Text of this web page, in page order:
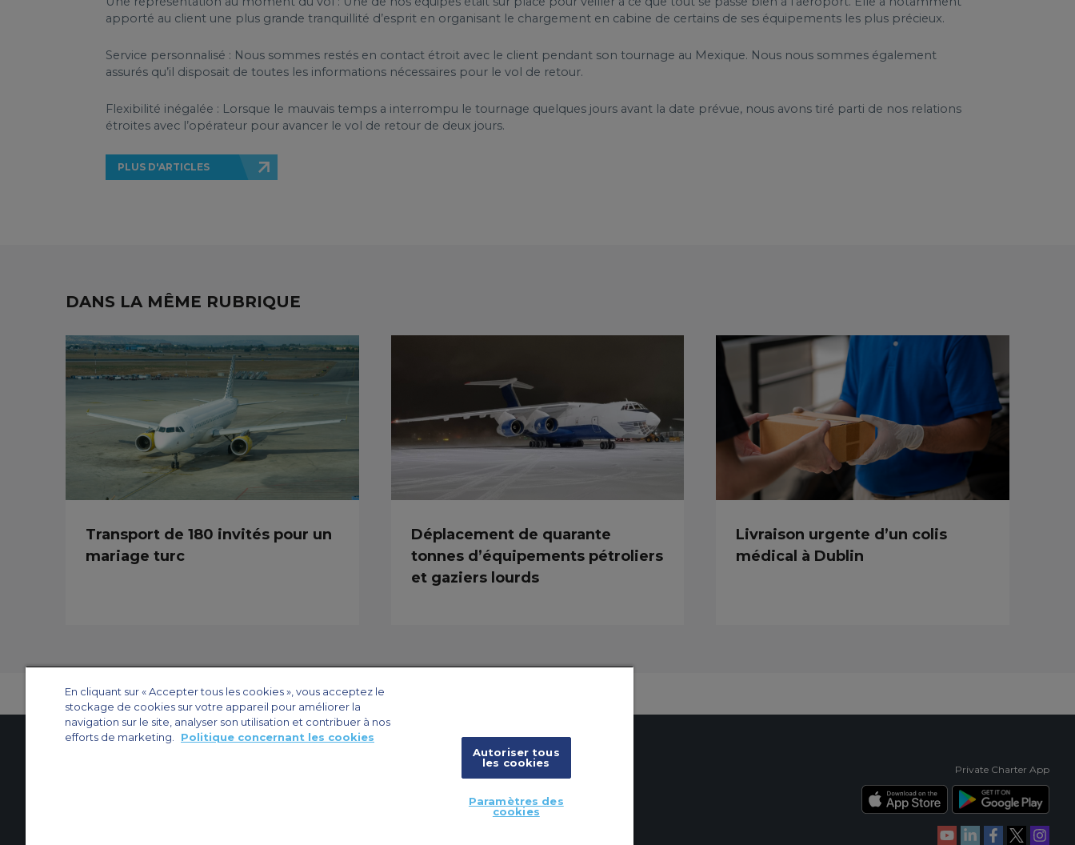
apporté au client une plus grande tranquillité d’esprit en organisant le chargement en cabine de certains de ses équipements les plus précieux.
Service personnalisé : Nous sommes restés en contact étroit avec le client pendant son tournage au Mexique. Nous nous sommes également
assurés qu’il disposait de toutes les informations nécessaires pour le vol de retour.
Flexibilité inégalée : Lorsque le mauvais temps a interrompu le tournage quelques jours avant la date prévue, nous avons tiré parti de nos relations
étroites avec l’opérateur pour avancer le vol de retour de deux jours.
PLUS D'ARTICLES
DANS LA MÊME RUBRIQUE
Transport de 180 invités pour un
mariage turc
Déplacement de quarante
tonnes d’équipements pétroliers
et gaziers lourds
Livraison urgente d’un colis
médical à Dublin
Private Charter App
En cliquant sur « Accepter tous les cookies », vous acceptez le
stockage de cookies sur votre appareil pour améliorer la
navigation sur le site, analyser son utilisation et contribuer à nos
efforts de marketing.
Politique concernant les cookies
Autoriser tous
les cookies
Paramètres des
cookies